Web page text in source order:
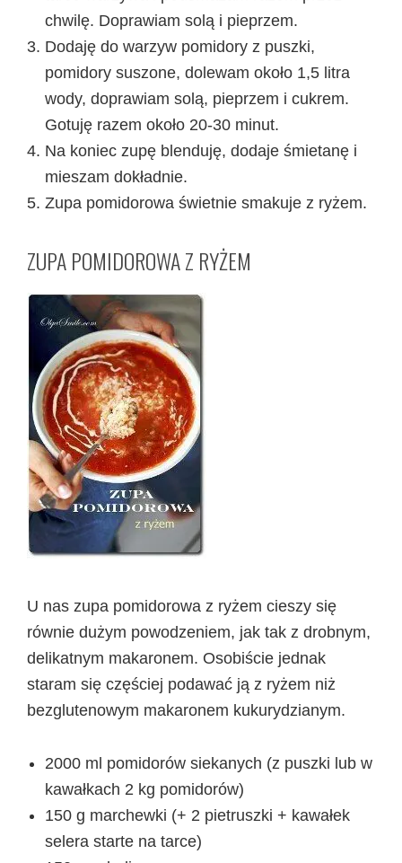
chwilę. Doprawiam solą i pieprzem.
Dodaję do warzyw pomidory z puszki,
pomidory suszone, dolewam około 1,5 litra
wody, doprawiam solą, pieprzem i cukrem.
Gotuję razem około 20-30 minut.
Na koniec zupę blenduję, dodaje śmietanę i
mieszam dokładnie.
Zupa pomidorowa świetnie smakuje z ryżem.
ZUPA POMIDOROWA Z RYŻEM
U nas zupa pomidorowa z ryżem cieszy się
równie dużym powodzeniem, jak tak z drobnym,
delikatnym makaronem. Osobiście jednak
staram się częściej podawać ją z ryżem niż
bezglutenowym makaronem kukurydzianym.
2000 ml pomidorów siekanych (z puszki lub w
kawałkach 2 kg pomidorów)
150 g marchewki (+ 2 pietruszki + kawałek
selera starte na tarce)